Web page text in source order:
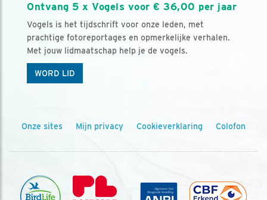
Ontvang 5 x Vogels voor € 36,00 per jaar
Vogels is het tijdschrift voor onze leden, met
prachtige fotoreportages en opmerkelijke verhalen.
Met jouw lidmaatschap help je de vogels.
WORD LID
Onze sites Mijn privacy Cookieverklaring Colofon